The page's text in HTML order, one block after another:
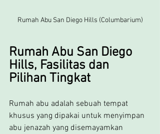
Rumah Abu San Diego Hills (Columbarium)
Rumah Abu San Diego
Hills, Fasilitas dan
Pilihan Tingkat
Rumah abu adalah sebuah tempat
khusus yang dipakai untuk menyimpan
abu jenazah yang disemayamkan